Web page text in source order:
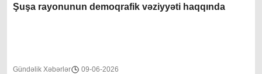
Şuşa rayonunun demoqrafik vəziyyəti haqqında
Gündəlik Xəbərlər 09-06-2026